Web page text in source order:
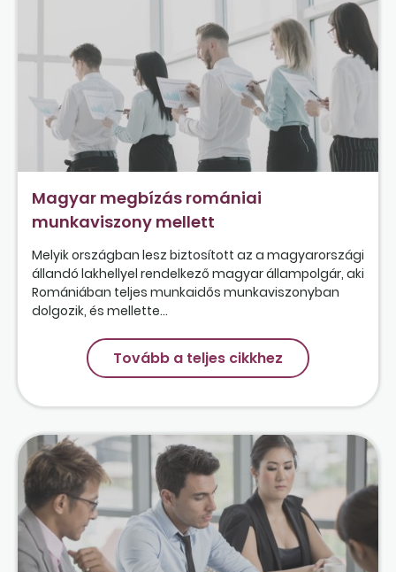
Magyar megbízás romániai
munkaviszony mellett
Melyik országban lesz biztosított az a magyarországi
állandó lakhellyel rendelkező magyar állampolgár, aki
Romániában teljes munkaidős munkaviszonyban
dolgozik, és mellette...
Tovább a teljes cikkhez